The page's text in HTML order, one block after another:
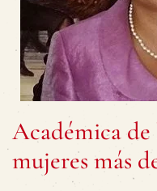
Académica
mujeres más